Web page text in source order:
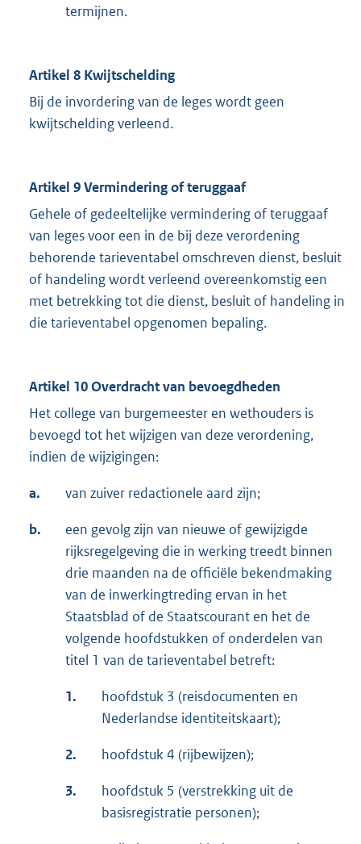
termijnen.
Artikel 8 Kwijtschelding
Bij de invordering van de leges wordt geen
kwijtschelding verleend.
Artikel 9 Vermindering of teruggaaf
Gehele of gedeeltelijke vermindering of teruggaaf
van leges voor een in de bij deze verordening
behorende tarieventabel omschreven dienst, besluit
of handeling wordt verleend overeenkomstig een
met betrekking tot die dienst, besluit of handeling in
die tarieventabel opgenomen bepaling.
Artikel 10 Overdracht van bevoegdheden
Het college van burgemeester en wethouders is
bevoegd tot het wijzigen van deze verordening,
indien de wijzigingen:
a. van zuiver redactionele aard zijn;
b.
een gevolg zijn van nieuwe of gewijzigde
rijksregelgeving die in werking treedt binnen
drie maanden na de officiële bekendmaking
van de inwerkingtreding ervan in het
Staatsblad of de Staatscourant en het de
volgende hoofdstukken of onderdelen van
titel 1 van de tarieventabel betreft:
1.
hoofdstuk 3 (reisdocumenten en
Nederlandse identiteitskaart);
2. hoofdstuk 4 (rijbewijzen);
3.
hoofdstuk 5 (verstrekking uit de
basisregistratie personen);